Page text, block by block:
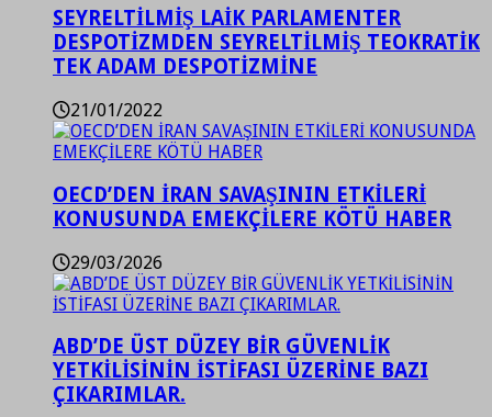
SEYRELTİLMİŞ LAİK PARLAMENTER
DESPOTİZMDEN SEYRELTİLMİŞ TEOKRATİK
TEK ADAM DESPOTİZMİNE
21/01/2022
OECD’DEN İRAN SAVAŞININ ETKİLERİ
KONUSUNDA EMEKÇİLERE KÖTÜ HABER
29/03/2026
ABD’DE ÜST DÜZEY BİR GÜVENLİK
YETKİLİSİNİN İSTİFASI ÜZERİNE BAZI
ÇIKARIMLAR.